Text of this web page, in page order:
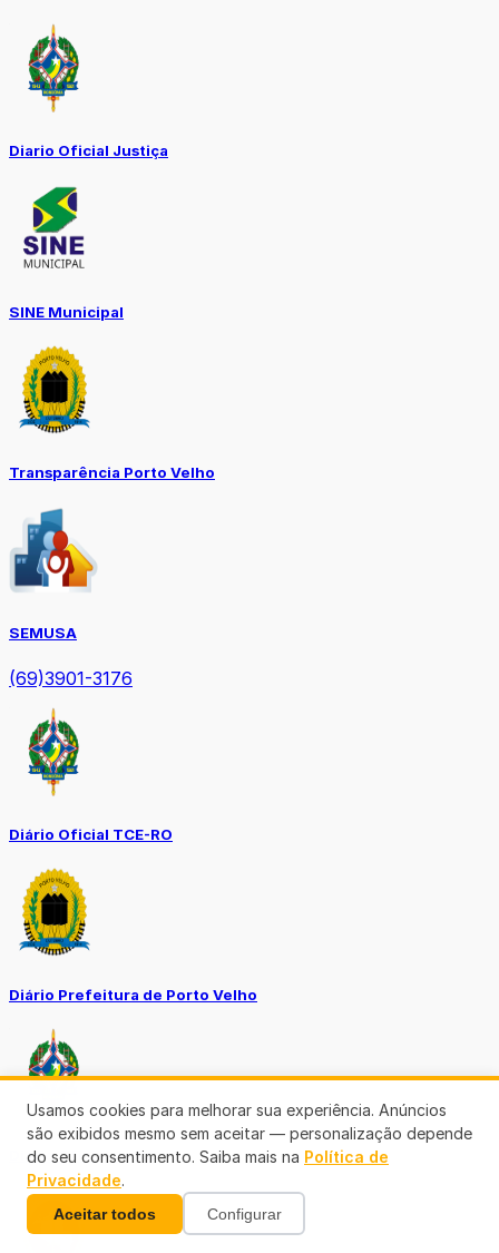
Diario Oficial Justiça
SINE Municipal
Transparência Porto Velho
SEMUSA
(69)3901-3176
Diário Oficial TCE-RO
Diário Prefeitura de Porto Velho
Diário Oficial de RO
Usamos cookies para melhorar sua experiência. Anúncios
são exibidos mesmo sem aceitar — personalização depende
do seu consentimento. Saiba mais na Política de
Privacidade.
Aceitar todos Configurar